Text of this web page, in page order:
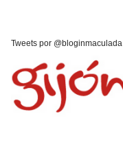
Tweets por @bloginmaculada